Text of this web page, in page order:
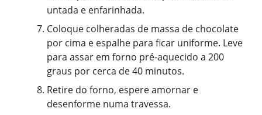
untada e enfarinhada.
Coloque colheradas de massa de chocolate
por cima e espalhe para ficar uniforme. Leve
para assar em forno pré-aquecido a 200
graus por cerca de 40 minutos.
Retire do forno, espere amornar e
desenforme numa travessa.